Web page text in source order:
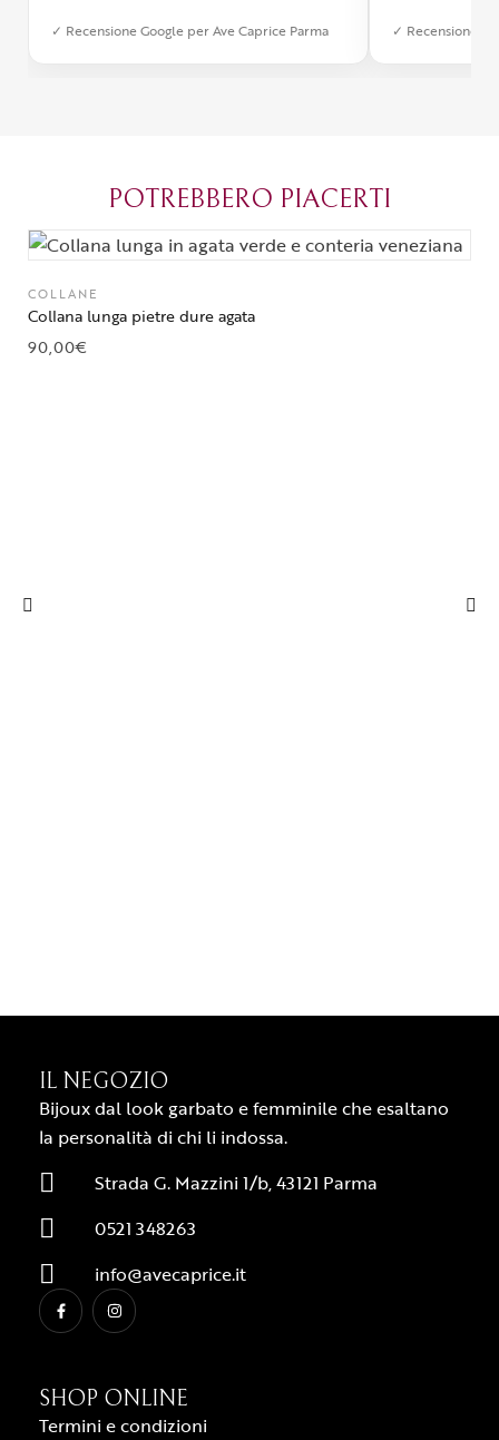
stato impeccabile: veloce, preciso e
✓ Recensione Google per Ave Caprice Parma
qualità e si
✓ Recensione
POTREBBERO PIACERTI
COLLANE
Collana lunga pietre dure agata
90,00€
IL NEGOZIO
Bijoux dal look garbato e femminile che esaltano
la personalità di chi li indossa.
Strada G. Mazzini 1/b, 43121 Parma
0521 348263
info@avecaprice.it
SHOP ONLINE
Termini e condizioni